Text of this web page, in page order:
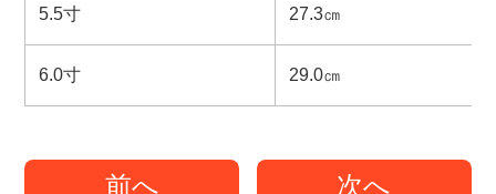
5.5寸 27.3㎝
6.0寸 29.0㎝
前へ 次へ